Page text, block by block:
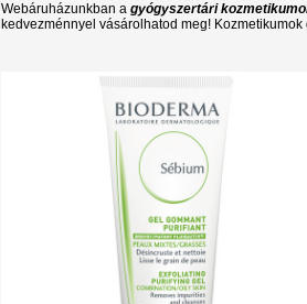
Webáruházunkban a gyógyszertári
kedvezménnyel vásárolhatod meg!